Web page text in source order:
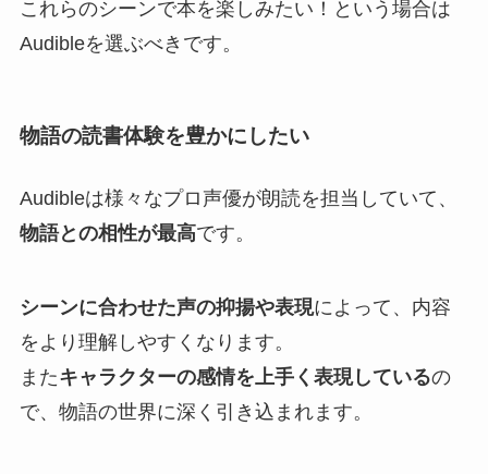
これらのシーンで本を楽しみたい！という場合は
Audibleを選ぶべきです。
物語の読書体験を豊かにしたい
Audibleは様々なプロ声優が朗読を担当していて、
物語との相性が最高です。
シーンに合わせた声の抑揚や表現によって、内容
をより理解しやすくなります。
またキャラクターの感情を上手く表現しているの
で、物語の世界に深く引き込まれます。